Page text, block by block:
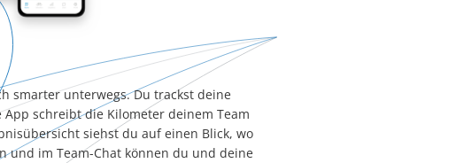
smarter unterwegs. Du trackst deine
schreibt die Kilometer deinem Team
siehst du auf einen Blick, wo
und im Team-Chat können du und deine